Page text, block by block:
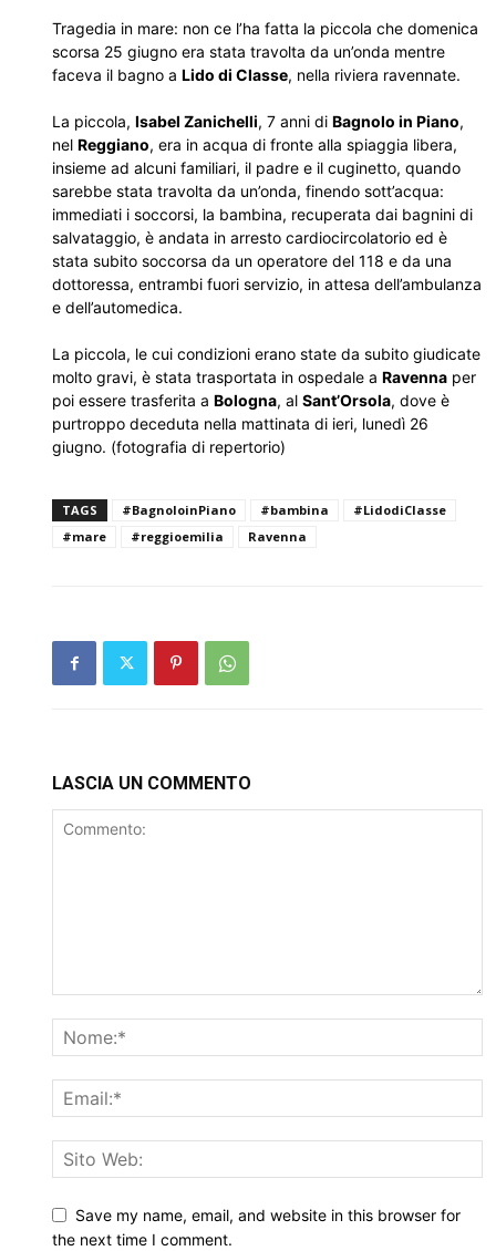
Tragedia in mare: non ce l’ha fatta la piccola che domenica
scorsa 25 giugno era stata travolta da un’onda mentre
faceva il bagno a Lido di Classe, nella riviera ravennate.
La piccola, Isabel Zanichelli, 7 anni di Bagnolo in Piano,
nel Reggiano, era in acqua di fronte alla spiaggia libera,
insieme ad alcuni familiari, il padre e il cuginetto, quando
sarebbe stata travolta da un’onda, finendo sott’acqua:
immediati i soccorsi, la bambina, recuperata dai bagnini di
salvataggio, è andata in arresto cardiocircolatorio ed è
stata subito soccorsa da un operatore del 118 e da una
dottoressa, entrambi fuori servizio, in attesa dell’ambulanza
e dell’automedica.
La piccola, le cui condizioni erano state da subito giudicate
molto gravi, è stata trasportata in ospedale a Ravenna per
poi essere trasferita a Bologna, al Sant’Orsola, dove è
purtroppo deceduta nella mattinata di ieri, lunedì 26
giugno. (fotografia di repertorio)
TAGS #BagnoloinPiano #bambina
#LidodiClasse
#mare
#reggioemilia Ravenna
LASCIA UN COMMENTO
Save my name, email, and website in this browser for
the next time I comment.